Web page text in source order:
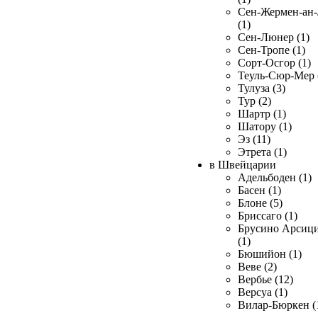
Сен-Жермен-
(1)
Сен-Люнер (1)
Сен-Тропе (1)
Сорт-Осгор (1)
Теуль-Сюр-Мер
Тулуза (3)
Тур (2)
Шартр (1)
Шатору (1)
Эз (11)
Этрета (1)
в Швейцарии
Адельбоден (1)
Басен (1)
Блоне (5)
Бриссаго (1)
Брусино
(1)
Бюшийон (1)
Веве (2)
Вербье (12)
Версуа (1)
Вилар-Бюркен